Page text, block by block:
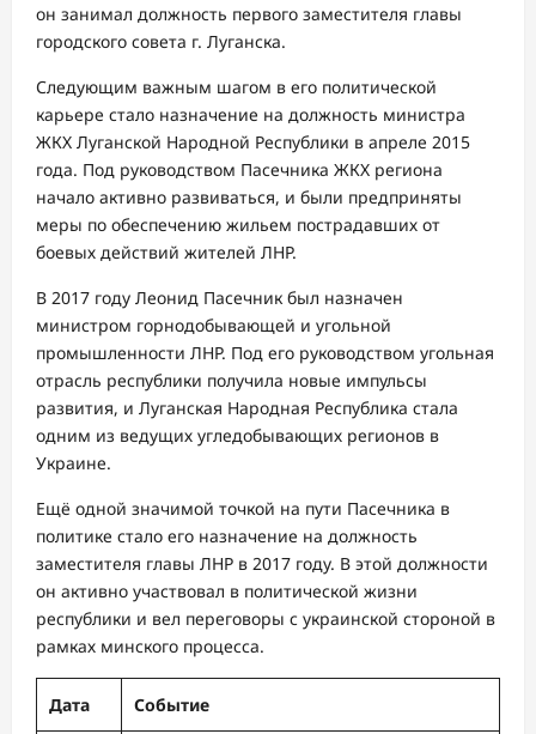
он занимал должность первого заместителя главы
городского совета г. Луганска.
Следующим важным шагом в его политической
карьере стало назначение на должность министра
ЖКХ Луганской Народной Республики в апреле 2015
года. Под руководством Пасечника ЖКХ региона
начало активно развиваться, и были предприняты
меры по обеспечению жильем пострадавших от
боевых действий жителей ЛНР.
В 2017 году Леонид Пасечник был назначен
министром горнодобывающей и угольной
промышленности ЛНР. Под его руководством угольная
отрасль республики получила новые импульсы
развития, и Луганская Народная Республика стала
одним из ведущих угледобывающих регионов в
Украине.
Ещё одной значимой точкой на пути Пасечника в
политике стало его назначение на должность
заместителя главы ЛНР в 2017 году. В этой должности
он активно участвовал в политической жизни
республики и вел переговоры с украинской стороной в
рамках минского процесса.
Дата Событие